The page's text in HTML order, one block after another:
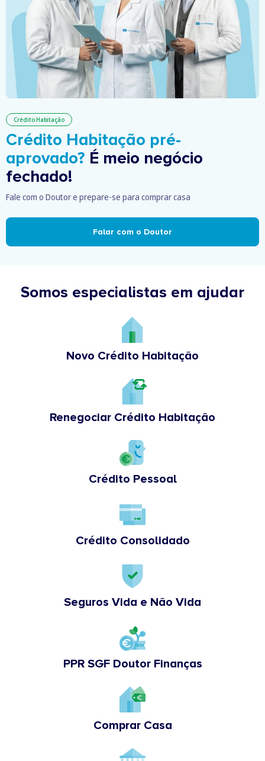
Crédito Habitação
Crédito Habitação pré-
aprovado? É meio negócio
fechado!
Fale com o Doutor e prepare-se para comprar casa
Falar com o Doutor
Somos especialistas em ajudar
Novo Crédito Habitação
Renegociar Crédito Habitação
Crédito Pessoal
Crédito Consolidado
Seguros Vida e Não Vida
PPR SGF Doutor Finanças
Comprar Casa